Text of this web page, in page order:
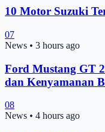
10 Motor Suzuki
07
News • 3 hours ago
Ford Mustang GT
dan Kenyamanan
08
News • 4 hours ago